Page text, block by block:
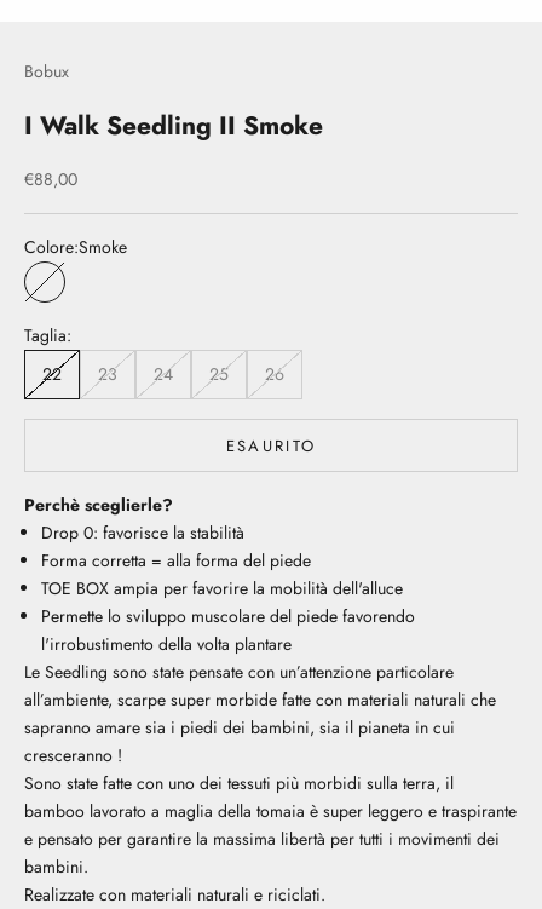
Bobux
I Walk Seedling II Smoke
Prezzo scontato
€88,00
Colore:Smoke
Smoke
Taglia:
22
23 24 25 26
ESAURITO
Perchè sceglierle?
Drop 0: favorisce la stabilità
Forma corretta = alla forma del piede
TOE BOX ampia per favorire la mobilità dell'alluce
Permette lo sviluppo muscolare del piede favorendo
l'irrobustimento della volta plantare
Le Seedling sono state pensate con un’attenzione particolare
all’ambiente, scarpe super morbide fatte con materiali naturali che
sapranno amare sia i piedi dei bambini, sia il pianeta in cui
cresceranno !
Sono state fatte con uno dei tessuti più morbidi sulla terra, il
bamboo lavorato a maglia della tomaia è super leggero e traspirante
e pensato per garantire la massima libertà per tutti i movimenti dei
bambini.
Realizzate con materiali naturali e riciclati.